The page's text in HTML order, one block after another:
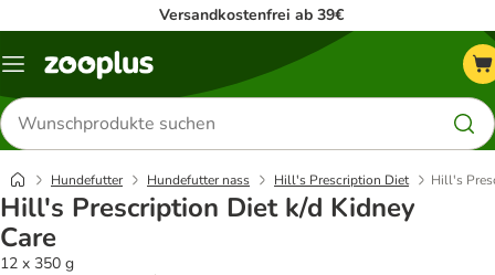
Versandkostenfrei ab 39€
Menü
Produkte
suchen
Hundefutter Hundefutter nass Hill's Prescription Diet Hill's
Hill's Prescription Diet k/d Kidney
Care
12 x 350 g